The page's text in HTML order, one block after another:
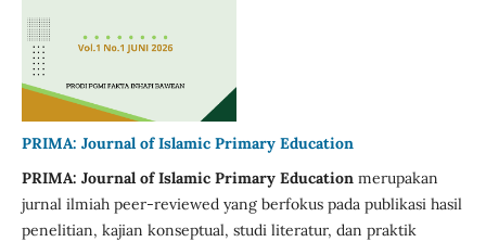
PRIMA: Journal of Islamic Primary Education
PRIMA: Journal of Islamic Primary Educationmerupakan
jurnal ilmiah peer-reviewed yang berfokus pada publikasi hasil
penelitian, kajian konseptual, studi literatur, dan praktik